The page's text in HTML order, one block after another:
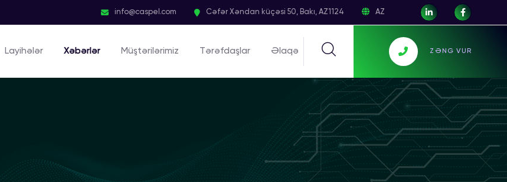
info@caspel.com Cəfər Xəndan küçəsi 50, Bakı, AZ1124 AZ
Layihələr Xəbərlər Müştərilərimiz Tərəfdaşlar Əlaqə ZƏNG VUR